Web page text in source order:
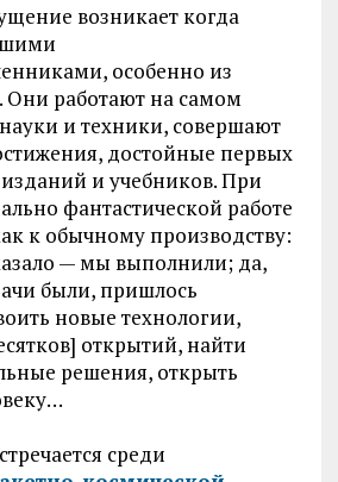
возникает когда
особенно из
Они работают на самом
и техники, совершают
достойные первых
и учебников. При
фантастической работе
к обычному производству:
— мы выполнили; да,
были, пришлось
новые технологии,
открытий, найти
решения, открыть
среди